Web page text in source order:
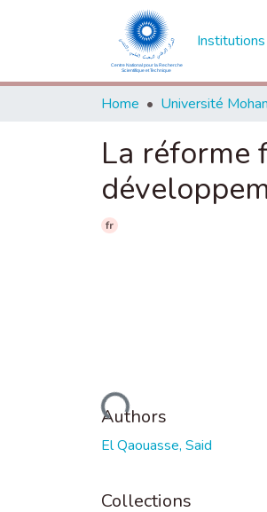
Institutions
Home
La réforme
fr
Loading...
Authors
El Qaouasse, Said
Collections